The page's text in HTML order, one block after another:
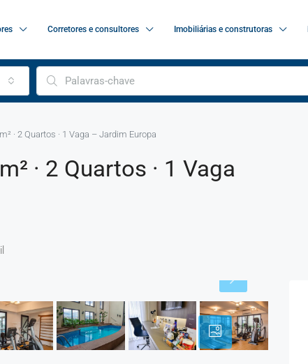
Corretores e consultores Imobiliárias e construtoras
· 2 Quartos · 1 Vaga – Jardim Europa
· 2 Quartos · 1 Vaga